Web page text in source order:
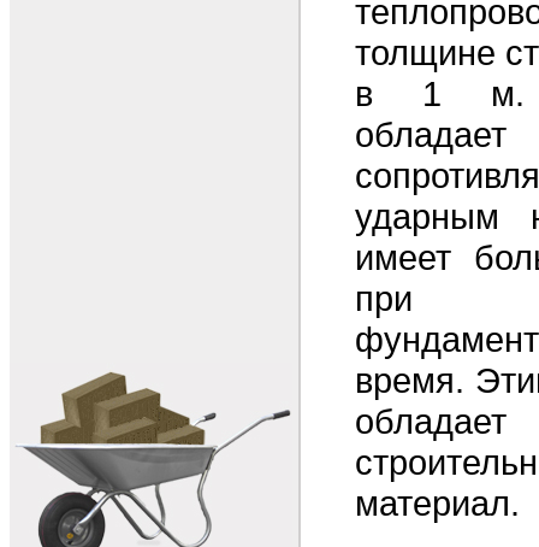
толщине
в 1 м.
ударным
имеет
при
время.
материал.